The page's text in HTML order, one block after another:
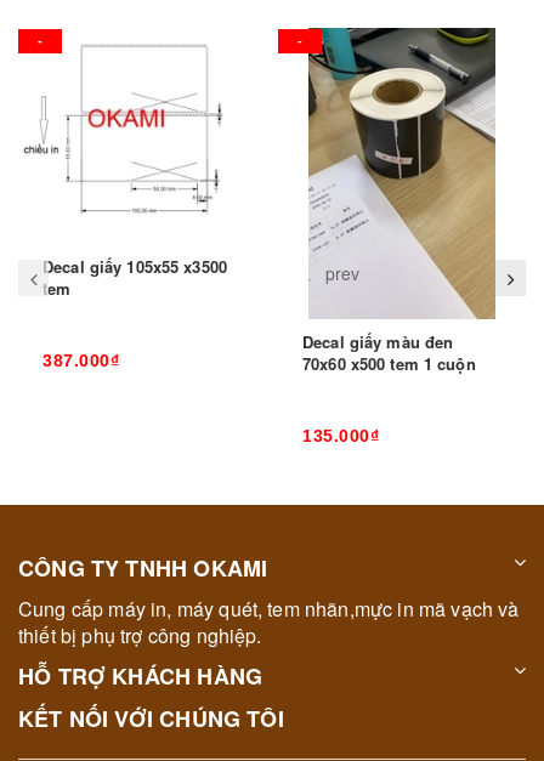
-
Decal giấy 105x55 x3500
tem
387.000₫
-
Decal giấy màu đen
70x60 x500 tem 1 cuộn
135.000₫
prev
CÔNG TY TNHH OKAMI
Cung cấp máy in, máy quét, tem nhãn,mực in mã vạch và
thiết bị phụ trợ công nghiệp.
HỖ TRỢ KHÁCH HÀNG
KẾT NỐI VỚI CHÚNG TÔI